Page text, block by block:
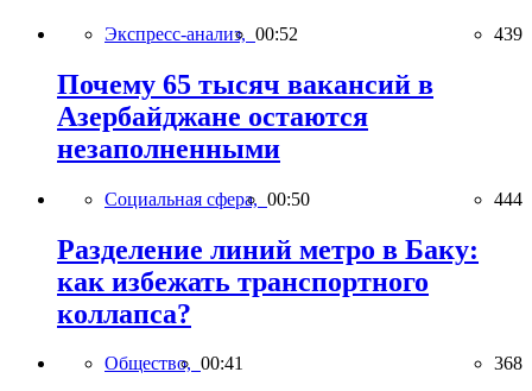
Экспресс-анализ, 00:52 439
Почему 65 тысяч вакансий в
Азербайджане остаются
незаполненными
Социальная сфера, 00:50 444
Разделение линий метро в Баку:
как избежать транспортного
коллапса?
Общество, 00:41 368